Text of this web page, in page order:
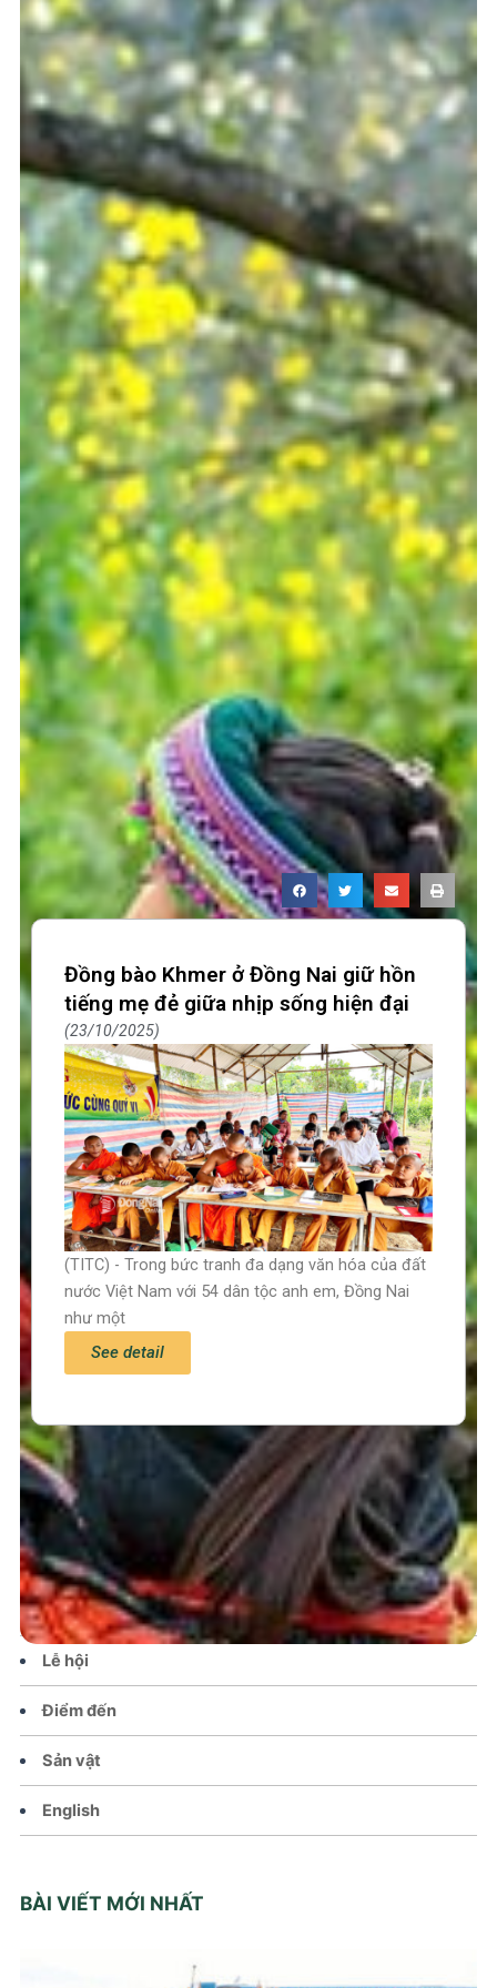
Trang chủ
Tin tức – Sự kiện
Chính sách
Văn hoá – Đời sống
Lễ hội
Điểm đến
Sản vật
English
BÀI VIẾT MỚI NHẤT
Đồng bào Khmer ở Đồng Nai giữ hồn
tiếng mẹ đẻ giữa nhịp sống hiện đại
23/10/2025
(TITC) - Trong bức tranh đa dạng văn hóa của đất
nước Việt Nam với 54 dân tộc anh em, Đồng Nai
như một
See detail